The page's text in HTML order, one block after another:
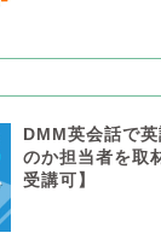
DMM英会話で
のか担当者を取
受講可】